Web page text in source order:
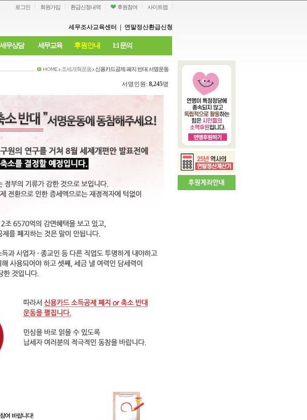
로그인 회원가입 환급신청내역 후원참여 사이트맵
세무조사교육센터 연말정산환급신청
세무상담 세무교육 후원안내 1:1 문의
조세개혁운동 신용카드공제 폐지 반대 서명운동
서명인원: 8,245명